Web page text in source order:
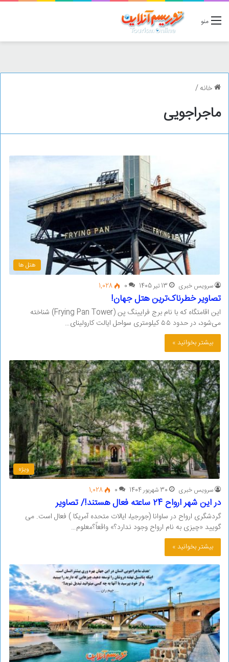
منو
خانه/
ماجراجویی
هتل ها
سرویس خبری 13 تیر 1405 0
1,028
تصاویر خطرناک‌ترین هتل جهان!
این اقامتگاه که با نام برج فرایینگ پن (Frying Pan Tower) شناخته
می‌شود، در حدود ۵۵ کیلومتری سواحل ایالت کارولینای…
بیشتر بخوانید »
ویژه
سرویس خبری 30 شهریور 1404 0
1,028
در این شهر ارواح 24 ساعته فعال هستند!/ تصاویر
گردشگری ارواح در ساوانا (جورجیا، ایالات متحده آمریکا ) فعال است. می
گویید «چیزی به نام ارواح وجود ندارد؟» واقعاً؟معلوم…
بیشتر بخوانید »